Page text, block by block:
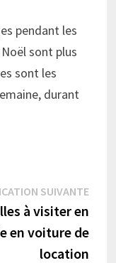
pendant les
sont plus
sont les
durant
:
SUIVANTE
à visiter en
en voiture de
location